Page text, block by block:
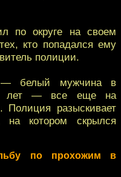
по округе на своем
кто попадался ему
полиции.
— белый мужчина в
лет — все еще на
Полиция разыскивает
на котором скрылся
по прохожим в